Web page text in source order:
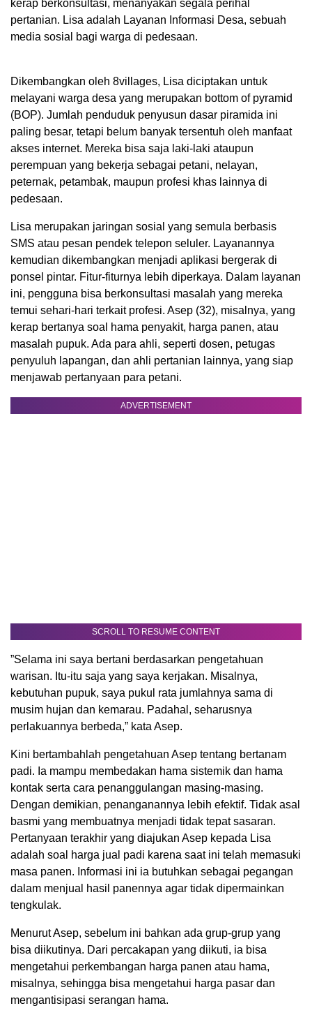
kerap berkonsultasi, menanyakan segala perihal
pertanian. Lisa adalah Layanan Informasi Desa, sebuah
media sosial bagi warga di pedesaan.
Dikembangkan oleh 8villages, Lisa diciptakan untuk
melayani warga desa yang merupakan bottom of pyramid
(BOP). Jumlah penduduk penyusun dasar piramida ini
paling besar, tetapi belum banyak tersentuh oleh manfaat
akses internet. Mereka bisa saja laki-laki ataupun
perempuan yang bekerja sebagai petani, nelayan,
peternak, petambak, maupun profesi khas lainnya di
pedesaan.
Lisa merupakan jaringan sosial yang semula berbasis
SMS atau pesan pendek telepon seluler. Layanannya
kemudian dikembangkan menjadi aplikasi bergerak di
ponsel pintar. Fitur-fiturnya lebih diperkaya. Dalam layanan
ini, pengguna bisa berkonsultasi masalah yang mereka
temui sehari-hari terkait profesi. Asep (32), misalnya, yang
kerap bertanya soal hama penyakit, harga panen, atau
masalah pupuk. Ada para ahli, seperti dosen, petugas
penyuluh lapangan, dan ahli pertanian lainnya, yang siap
menjawab pertanyaan para petani.
ADVERTISEMENT
SCROLL TO RESUME CONTENT
”Selama ini saya bertani berdasarkan pengetahuan
warisan. Itu-itu saja yang saya kerjakan. Misalnya,
kebutuhan pupuk, saya pukul rata jumlahnya sama di
musim hujan dan kemarau. Padahal, seharusnya
perlakuannya berbeda,” kata Asep.
Kini bertambahlah pengetahuan Asep tentang bertanam
padi. Ia mampu membedakan hama sistemik dan hama
kontak serta cara penanggulangan masing-masing.
Dengan demikian, penanganannya lebih efektif. Tidak asal
basmi yang membuatnya menjadi tidak tepat sasaran.
Pertanyaan terakhir yang diajukan Asep kepada Lisa
adalah soal harga jual padi karena saat ini telah memasuki
masa panen. Informasi ini ia butuhkan sebagai pegangan
dalam menjual hasil panennya agar tidak dipermainkan
tengkulak.
Menurut Asep, sebelum ini bahkan ada grup-grup yang
bisa diikutinya. Dari percakapan yang diikuti, ia bisa
mengetahui perkembangan harga panen atau hama,
misalnya, sehingga bisa mengetahui harga pasar dan
mengantisipasi serangan hama.